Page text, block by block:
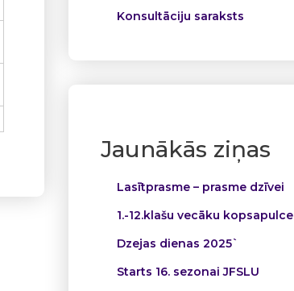
Konsultāciju saraksts
Jaunākās ziņas
Lasītprasme – prasme dzīvei
1.-12.klašu vecāku kopsapulce
Dzejas dienas 2025`
Starts 16. sezonai JFSLU